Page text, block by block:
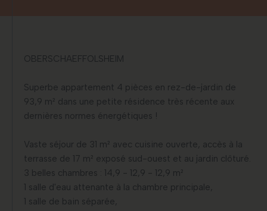
OBERSCHAEFFOLSHEIM
Superbe appartement 4 pièces en rez-de-jardin de
93,9 m² dans une petite résidence très récente aux
dernières normes énergétiques !
Vaste séjour de 31 m² avec cuisine ouverte, accès à la
terrasse de 17 m² exposé sud-ouest et au jardin clôturé.
3 belles chambres : 14,9 - 12,9 - 12,9 m²
1 salle d'eau attenante à la chambre principale,
1 salle de bain séparée,